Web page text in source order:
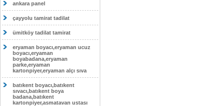
ankara panel
çayyolu tamirat tadilat
ümitköy tadilat tamirat
eryaman boyacı,eryaman ucuz
boyacı,eryaman
boyabadana,eryaman
parke,eryaman
kartonpiyer,eryaman alçı sıva
batıkent boyacı,batıkent
sıvacı,batıkent boya
badana,batıkent
kartonpiyer,asmatavan ustası